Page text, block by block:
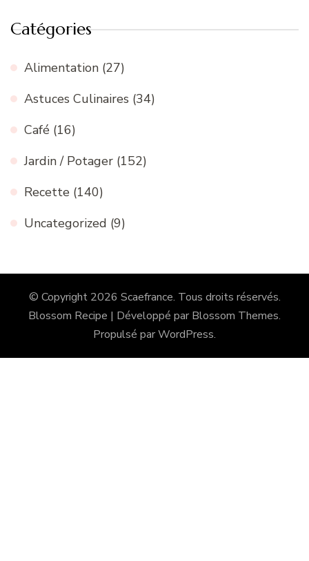
Catégories
Alimentation (27)
Astuces Culinaires (34)
Café (16)
Jardin / Potager (152)
Recette (140)
Uncategorized (9)
© Copyright 2026 Scaefrance. Tous droits réservés.
Blossom Recipe | Développé par Blossom Themes.
Propulsé parWordPress.